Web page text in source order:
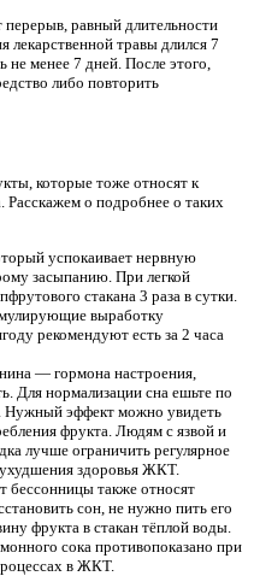
перерыв, равный длительности
лекарственной травы длился 7
менее 7 дней. После этого,
либо повторить
которые тоже относят к
о подробнее о таких
успокаивает нервную
засыпанию. При легкой
стакана 3 раза в сутки.
выработку
рекомендуют есть за 2 часа
— гормона настроения,
Для нормализации сна ешьте по
Нужный эффект можно увидеть
фрукта. Людям с язвой и
лучше ограничить регулярное
здоровья ЖКТ.
бессонницы также относят
сон, не нужно пить его
фрукта в стакан тёплой воды.
сока противопоказано при
в ЖКТ.